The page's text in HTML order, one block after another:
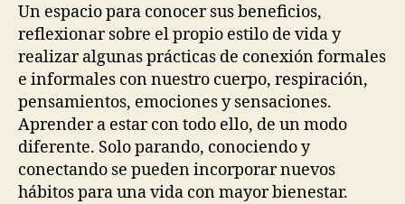
Un espacio para conocer sus beneficios,
reflexionar sobre el propio estilo de vida y
realizar algunas prácticas de conexión formales
e informales con nuestro cuerpo, respiración,
pensamientos, emociones y sensaciones.
Aprender a estar con todo ello, de un modo
diferente. Solo parando, conociendo y
conectando se pueden incorporar nuevos
hábitos para una vida con mayor bienestar.